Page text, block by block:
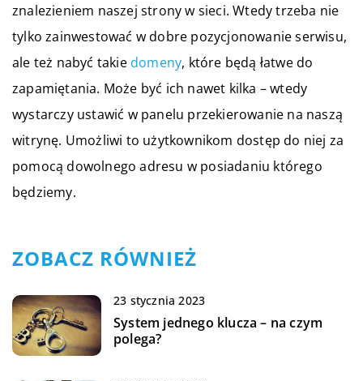
znalezieniem naszej strony w sieci. Wtedy trzeba nie
tylko zainwestować w dobre pozycjonowanie serwisu,
ale też nabyć takie domeny, które będą łatwe do
zapamiętania. Może być ich nawet kilka – wtedy
wystarczy ustawić w panelu przekierowanie na naszą
witrynę. Umożliwi to użytkownikom dostęp do niej za
pomocą dowolnego adresu w posiadaniu którego
będziemy.
ZOBACZ RÓWNIEŻ
23 stycznia 2023
System jednego klucza – na czym
polega?